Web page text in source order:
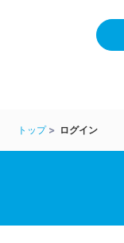
トップ ログイン